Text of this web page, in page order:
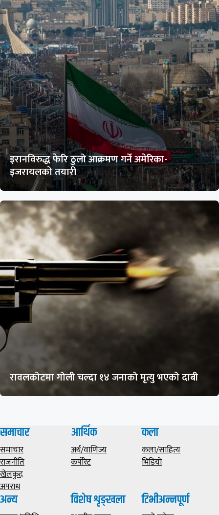
इरानविरुद्ध फेरि ठुलो आक्रमण गर्ने अमेरिका-
इजरायलको तयारी
रावलकोटमा गोली चल्दा १४ जनाको मृत्यु भएको दाबी
समाचार
समाचार
राजनीति
खेलकुद
अपराध
आर्थिक
अर्थ/वाणिज्य
कर्पोरेट
कला
कला/साहित्य
भिडियाे
अन्य विशेष शृङ्खला टिभीअन्नपूर्ण